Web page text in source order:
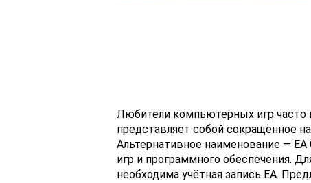
Любители компьютерных игр часто
представляет собой сокращённое
Альтернативное наименование —
игр и программного обеспечения.
необходима учётная запись EA.